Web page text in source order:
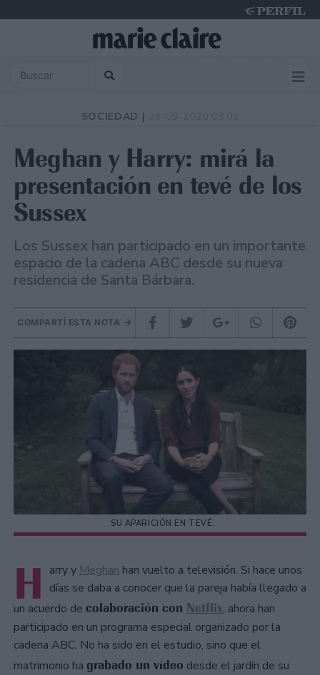
SOCIEDAD |
Meghan y Harry: mirá la
presentación en tevé de los
Sussex
Los Sussex han participado en un importante
espacio de la cadena ABC desde su nueva
residencia de Santa Bárbara.
COMPARTÍ ESTA NOTA
SU APARICIÓN EN TEVÉ.
H arry y Meghan han vuelto a televisión. Si hace unos
días se daba a conocer que la pareja había llegado a
un acuerdo de colaboración con Netflix, ahora han
participado en un programa especial organizado por la
cadena ABC. No ha sido en el estudio, sino que el
matrimonio ha grabado un vídeo desde el jardín de su